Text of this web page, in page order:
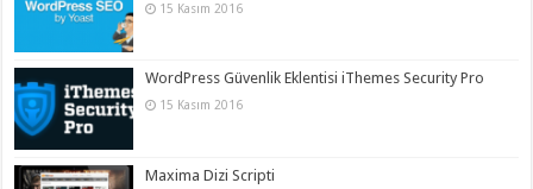
15 Kasım 2016
WordPress Güvenlik Eklentisi iThemes Security Pro
15 Kasım 2016
Maxima Dizi Scripti